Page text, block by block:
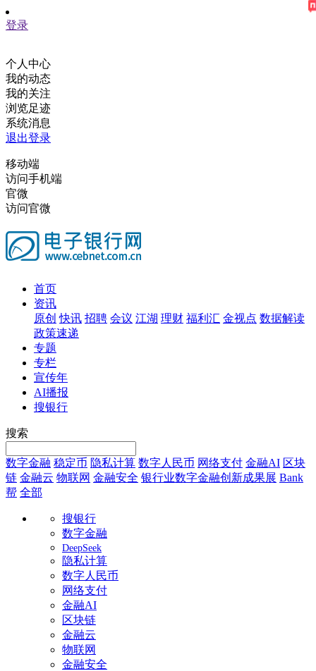
登录
个人中心
我的动态
我的关注
浏览足迹
系统消息
退出登录
移动端
访问手机端
官微
访问官微
首页
资讯
原创 快讯 招聘 会议 江湖 理财 福利汇 金视点 数据解读
政策速递
专题
专栏
宣传年
AI播报
搜银行
搜索
数字金融 稳定币 隐私计算 数字人民币 网络支付 金融AI 区块
链 金融云 物联网 金融安全 银行业数字金融创新成果展 Bank
帮 全部
搜银行
数字金融
DeepSeek
隐私计算
数字人民币
网络支付
金融AI
区块链
金融云
物联网
金融安全